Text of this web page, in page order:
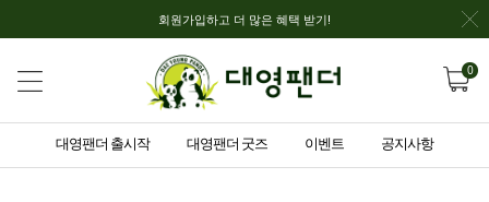
회원가입하고 더 많은 혜택 받기!
0
대영팬더 출시작 대영팬더 굿즈 이벤트 공지사항